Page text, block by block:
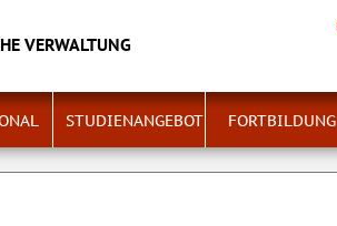
VERWALTUNG
STUDIENANGEBOT FORTBILDUNG